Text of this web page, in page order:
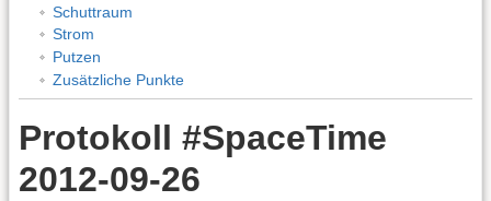
Schuttraum
Strom
Putzen
Zusätzliche Punkte
Protokoll #SpaceTime
2012-09-26